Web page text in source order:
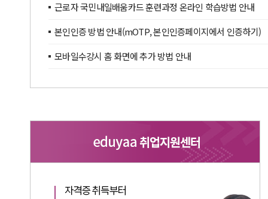
근로자 국민내일배움카드 훈련과정 온라인 학습방법 안내
본인인증 방법 안내(mOTP, 본인인증페이지에서 인증하기)
모바일수강시 홈 화면에 추가 방법 안내